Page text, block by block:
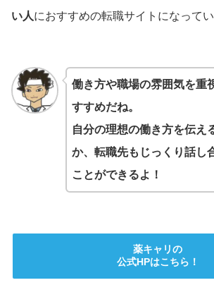
い人におすすめの転職サイトになってい
働き方や職場の雰囲気を重
すすめだね。
自分の理想の働き方を伝え
か、転職先もじっくり話し
ことができるよ！
薬キャリの
公式HPはこちら！